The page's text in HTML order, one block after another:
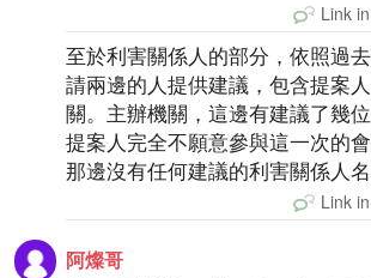
Link
至於利害關係人的部分，依照過
請兩邊的人提供建議，包含提案
關。主辦機關，這邊有建議了幾
提案人完全不願意參與這一次的
那邊沒有任何建議的利害關係人名
Link
阿燦哥